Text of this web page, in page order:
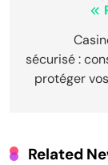
sécurisé :
protéger
Related